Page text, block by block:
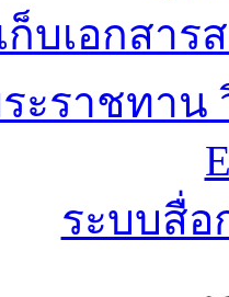
ก็บเอกสา
ะราชทา
ระบบสื่อ